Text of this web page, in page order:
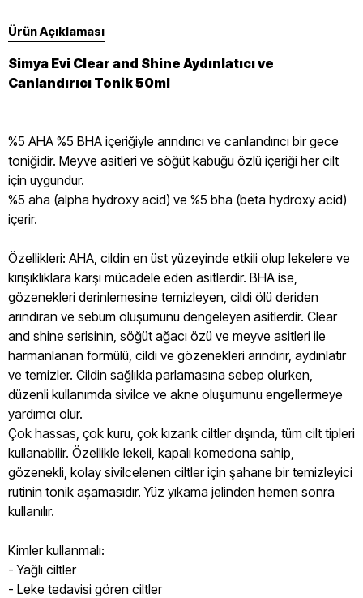
Ürün Açıklaması
Simya Evi Clear and Shine Aydınlatıcı ve
Canlandırıcı Tonik 50ml
%5 AHA %5 BHA içeriğiyle arındırıcı ve canlandırıcı bir gece
toniğidir. Meyve asitleri ve söğüt kabuğu özlü içeriği her cilt
için uygundur.
%5 aha (alpha hydroxy acid) ve %5 bha (beta hydroxy acid)
içerir.
Özellikleri: AHA, cildin en üst yüzeyinde etkili olup lekelere ve
kırışıklıklara karşı mücadele eden asitlerdir. BHA ise,
gözenekleri derinlemesine temizleyen, cildi ölü deriden
arındıran ve sebum oluşumunu dengeleyen asitlerdir. Clear
and shine serisinin, söğüt ağacı özü ve meyve asitleri ile
harmanlanan formülü, cildi ve gözenekleri arındırır, aydınlatır
ve temizler. Cildin sağlıkla parlamasına sebep olurken,
düzenli kullanımda sivilce ve akne oluşumunu engellermeye
yardımcı olur.
Çok hassas, çok kuru, çok kızarık ciltler dışında, tüm cilt tipleri
kullanabilir. Özellikle lekeli, kapalı komedona sahip,
gözenekli, kolay sivilcelenen ciltler için şahane bir temizleyici
rutinin tonik aşamasıdır. Yüz yıkama jelinden hemen sonra
kullanılır.
Kimler kullanmalı:
- Yağlı ciltler
- Leke tedavisi gören ciltler